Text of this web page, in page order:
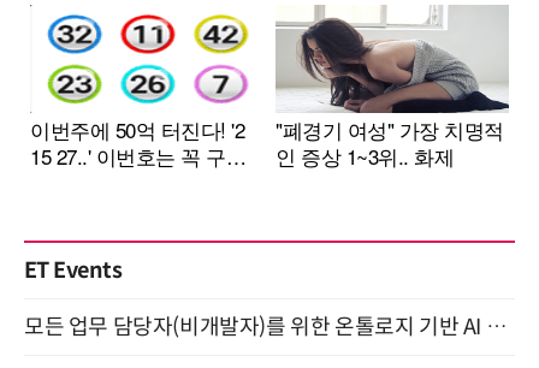
ET Events
모든 업무 담당자(비개발자)를 위한 온톨로지 기반 AI 지식체계 설계 1-day 워크숍 8월 20일 개최